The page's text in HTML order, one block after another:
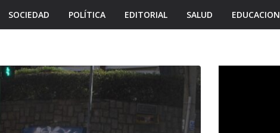
SOCIEDAD POLÍTICA EDITORIAL SALUD EDUCACION